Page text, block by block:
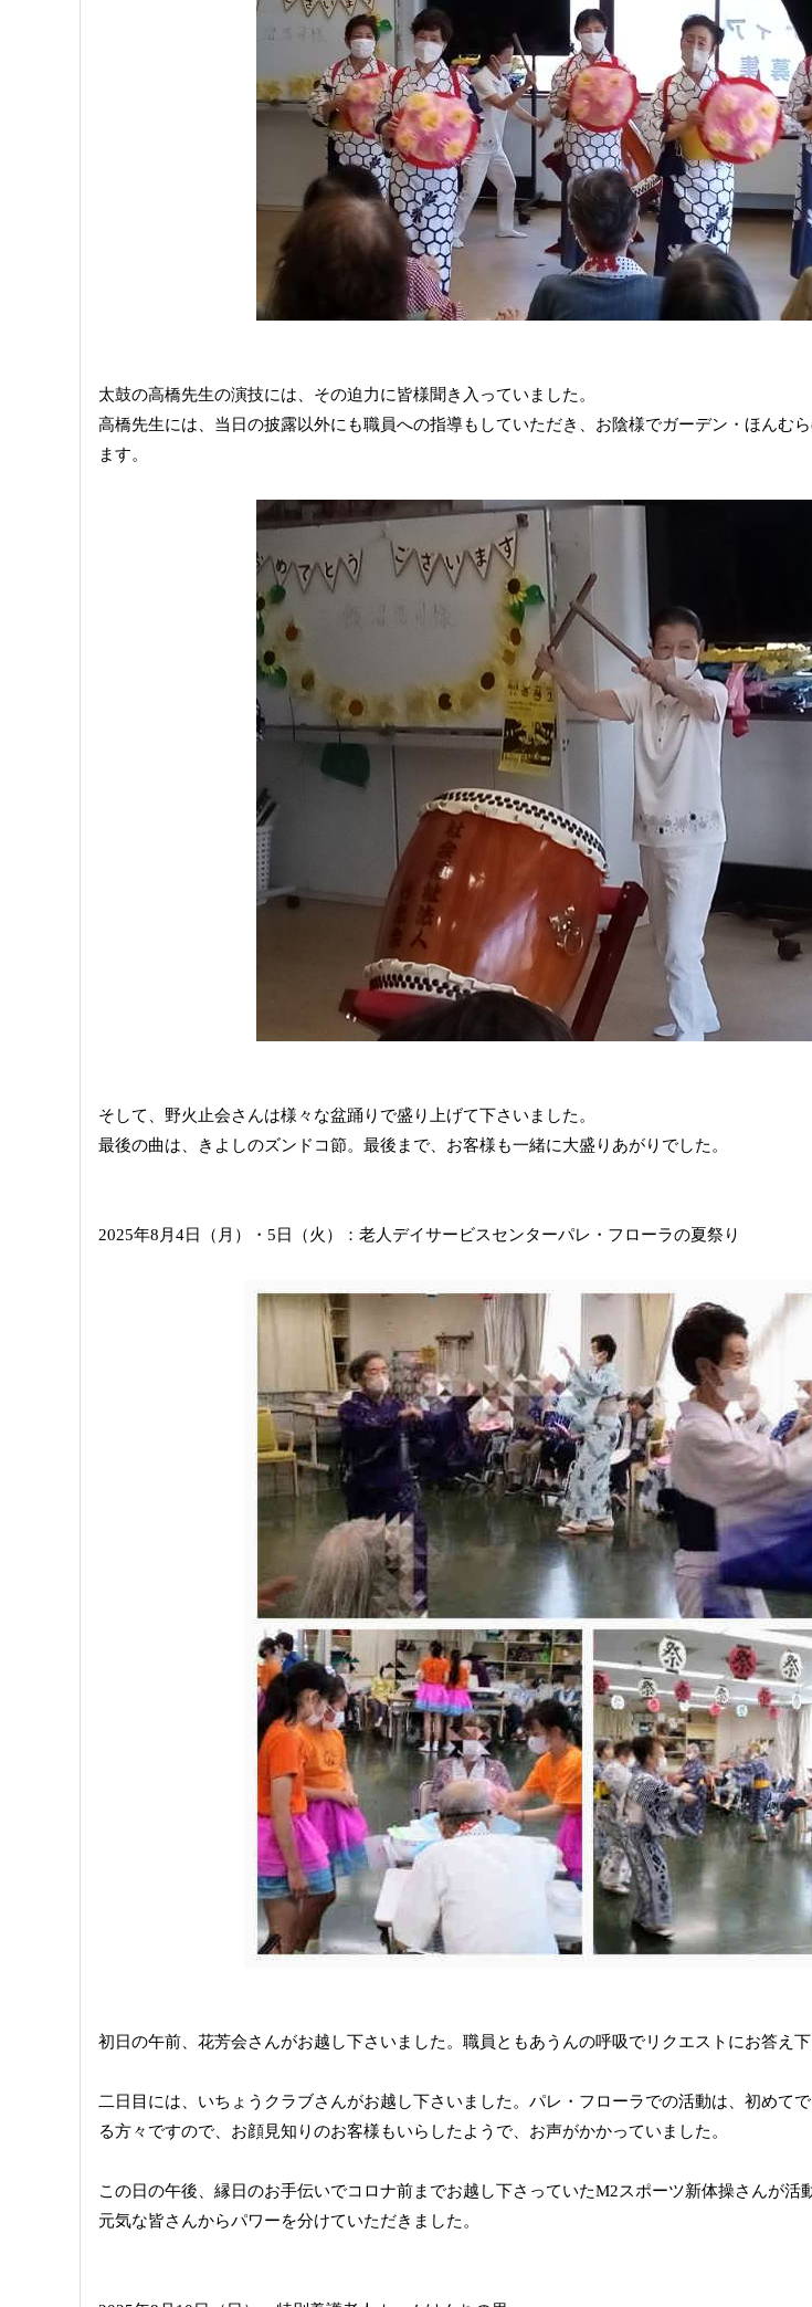
太鼓の高橋先生の演技には、その迫力に皆様聞き入っていました。
高橋先生には、当日の披露以外にも職員への指導もしていただき、お陰様でガーデン・ほんむ
ます。
そして、野火止会さんは様々な盆踊りで盛り上げて下さいました。
最後の曲は、きよしのズンドコ節。最後まで、お客様も一緒に大盛りあがりでした。
2025年8月4日（月）・5日（火）：老人デイサービスセンターパレ・フローラの夏祭り
初日の午前、花芳会さんがお越し下さいました。職員ともあうんの呼吸でリクエストにお答え下
二日目には、いちょうクラブさんがお越し下さいました。パレ・フローラでの活動は、初めて
る方々ですので、お顔見知りのお客様もいらしたようで、お声がかかっていました。
この日の午後、縁日のお手伝いでコロナ前までお越し下さっていたM2スポーツ新体操さんが活
元気な皆さんからパワーを分けていただきました。